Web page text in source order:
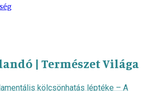
| Természet Világa